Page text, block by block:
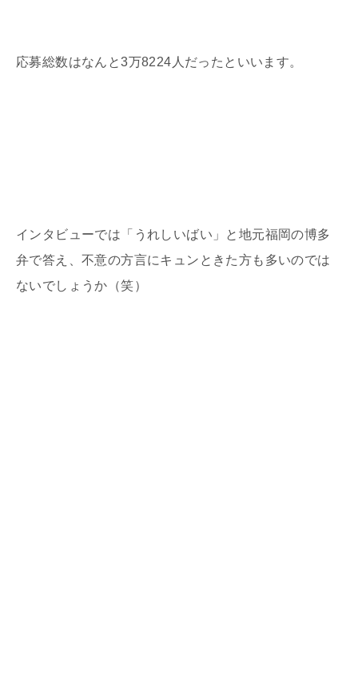
応募総数はなんと3万8224人だったといいます。
インタビューでは「うれしいばい」と地元福岡の博多
弁で答え、不意の方言にキュンときた方も多いのでは
ないでしょうか（笑）